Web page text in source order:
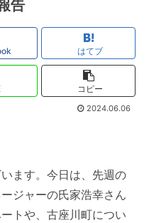
告
はてブ
コピー
2024.06.06
ます。今日は、先週の
ジャーの氏家浩幸さん
トや、古座川町につい